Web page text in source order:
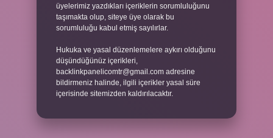
üyelerimiz yazdıkları içeriklerin sorumluluğunu
taşımakta olup, siteye üye olarak bu
sorumluluğu kabul etmiş sayılırlar.
Hukuka ve yasal düzenlemelere aykırı olduğunu
düşündüğünüz içerikleri,
backlinkpanelicomtr@gmail.com adresine
bildirmeniz halinde, ilgili içerikler yasal süre
içerisinde sitemizden kaldırılacaktır.